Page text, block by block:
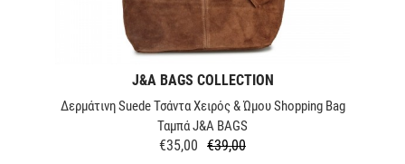
J&A BAGS COLLECTION
Δερμάτινη Suede Τσάντα Χειρός & Ώμου Shopping Bag
Ταμπά J&A BAGS
Κανονική
€39,00
Τιμή
€35,00